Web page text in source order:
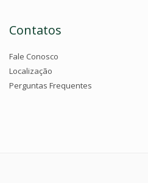
Contatos
Fale Conosco
Localização
Perguntas Frequentes